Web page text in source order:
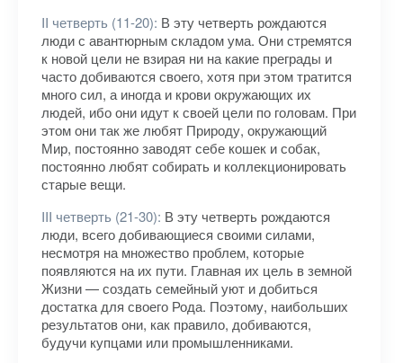
II четверть (11-20): В эту четверть рождаются
люди с авантюрным складом ума. Они стремятся
к новой цели не взирая ни на какие преграды и
часто добиваются своего, хотя при этом тратится
много сил, а иногда и крови окружающих их
людей, ибо они идут к своей цели по головам. При
этом они так же любят Природу, окружающий
Мир, постоянно заводят себе кошек и собак,
постоянно любят собирать и коллекционировать
старые вещи.
III четверть (21-30): В эту четверть рождаются
люди, всего добивающиеся своими силами,
несмотря на множество проблем, которые
появляются на их пути. Главная их цель в земной
Жизни — создать семейный уют и добиться
достатка для своего Рода. Поэтому, наибольших
результатов они, как правило, добиваются,
будучи купцами или промышленниками.